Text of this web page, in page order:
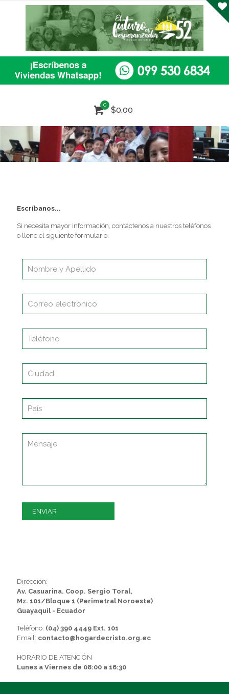
0
$0.00
Escríbanos...
Si necesita mayor información, contáctenos a nuestros teléfonos
o llene el siguiente formulario.
Dirección:
Av. Casuarina. Coop. Sergio Toral,
Mz. 101/Bloque 1 (Perimetral Noroeste)
Guayaquil - Ecuador
Teléfono: (04) 390 4449 Ext. 101
Email: contacto@hogardecristo.org.ec
HORARIO DE ATENCIÓN
Lunes a Viernes de 08:00 a 16:30